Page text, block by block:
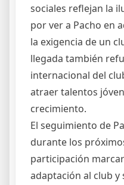
sociales reflejan la
por ver a Pacho en
la exigencia de un
llegada también
internacional del
atraer talentos
crecimiento.
El seguimiento de
durante los
participación
adaptación al club y